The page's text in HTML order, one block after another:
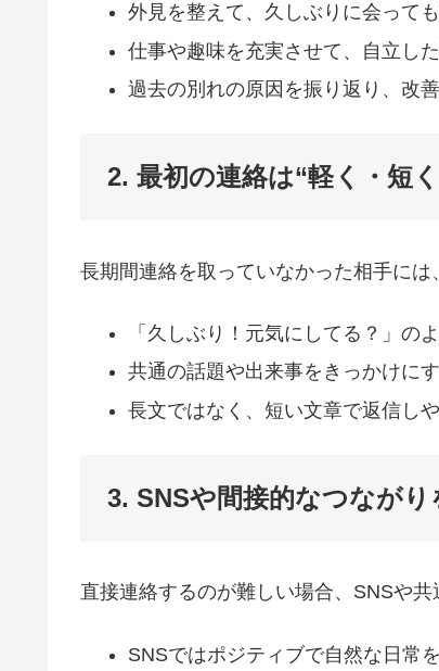
外見を整えて、久しぶりに会って
仕事や趣味を充実させて、自立し
過去の別れの原因を振り返り、改
2. 最初の連絡は“軽く・短
長期間連絡を取っていなかった相手に
「久しぶり！元気にしてる？」の
共通の話題や出来事をきっかけに
長文ではなく、短い文章で返信し
3. SNSや間接的なつながり
直接連絡するのが難しい場合、SNSや
SNSではポジティブで自然な日常を